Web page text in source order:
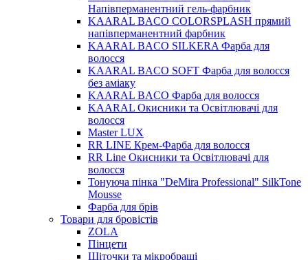
Напівперманентний гель-фарбник
KAARAL BACO COLORSPLASH прямий
напівперманентний фарбник
KAARAL BACO SILKERA Фарба для
волосся
KAARAL BACO SOFT Фарба для волосся
без аміаку
KAARAL BACO Фарба для волосся
KAARAL Окисники та Освітлювачі для
волосся
Master LUX
RR LINE Крем-Фарба для волосся
RR Line Окисники та Освітлювачі для
волосся
Тонуюча пінка "DeMira Professional" SilkTone
Mousse
Фарба для брів
Товари для бровістів
ZOLA
Пінцети
Щіточки та мікробраші